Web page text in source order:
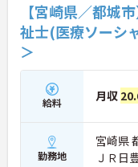
【宮崎県／都城
祉士(医療ソーシ
＞
給料 月収
勤務地
宮崎県
ＪＲ日